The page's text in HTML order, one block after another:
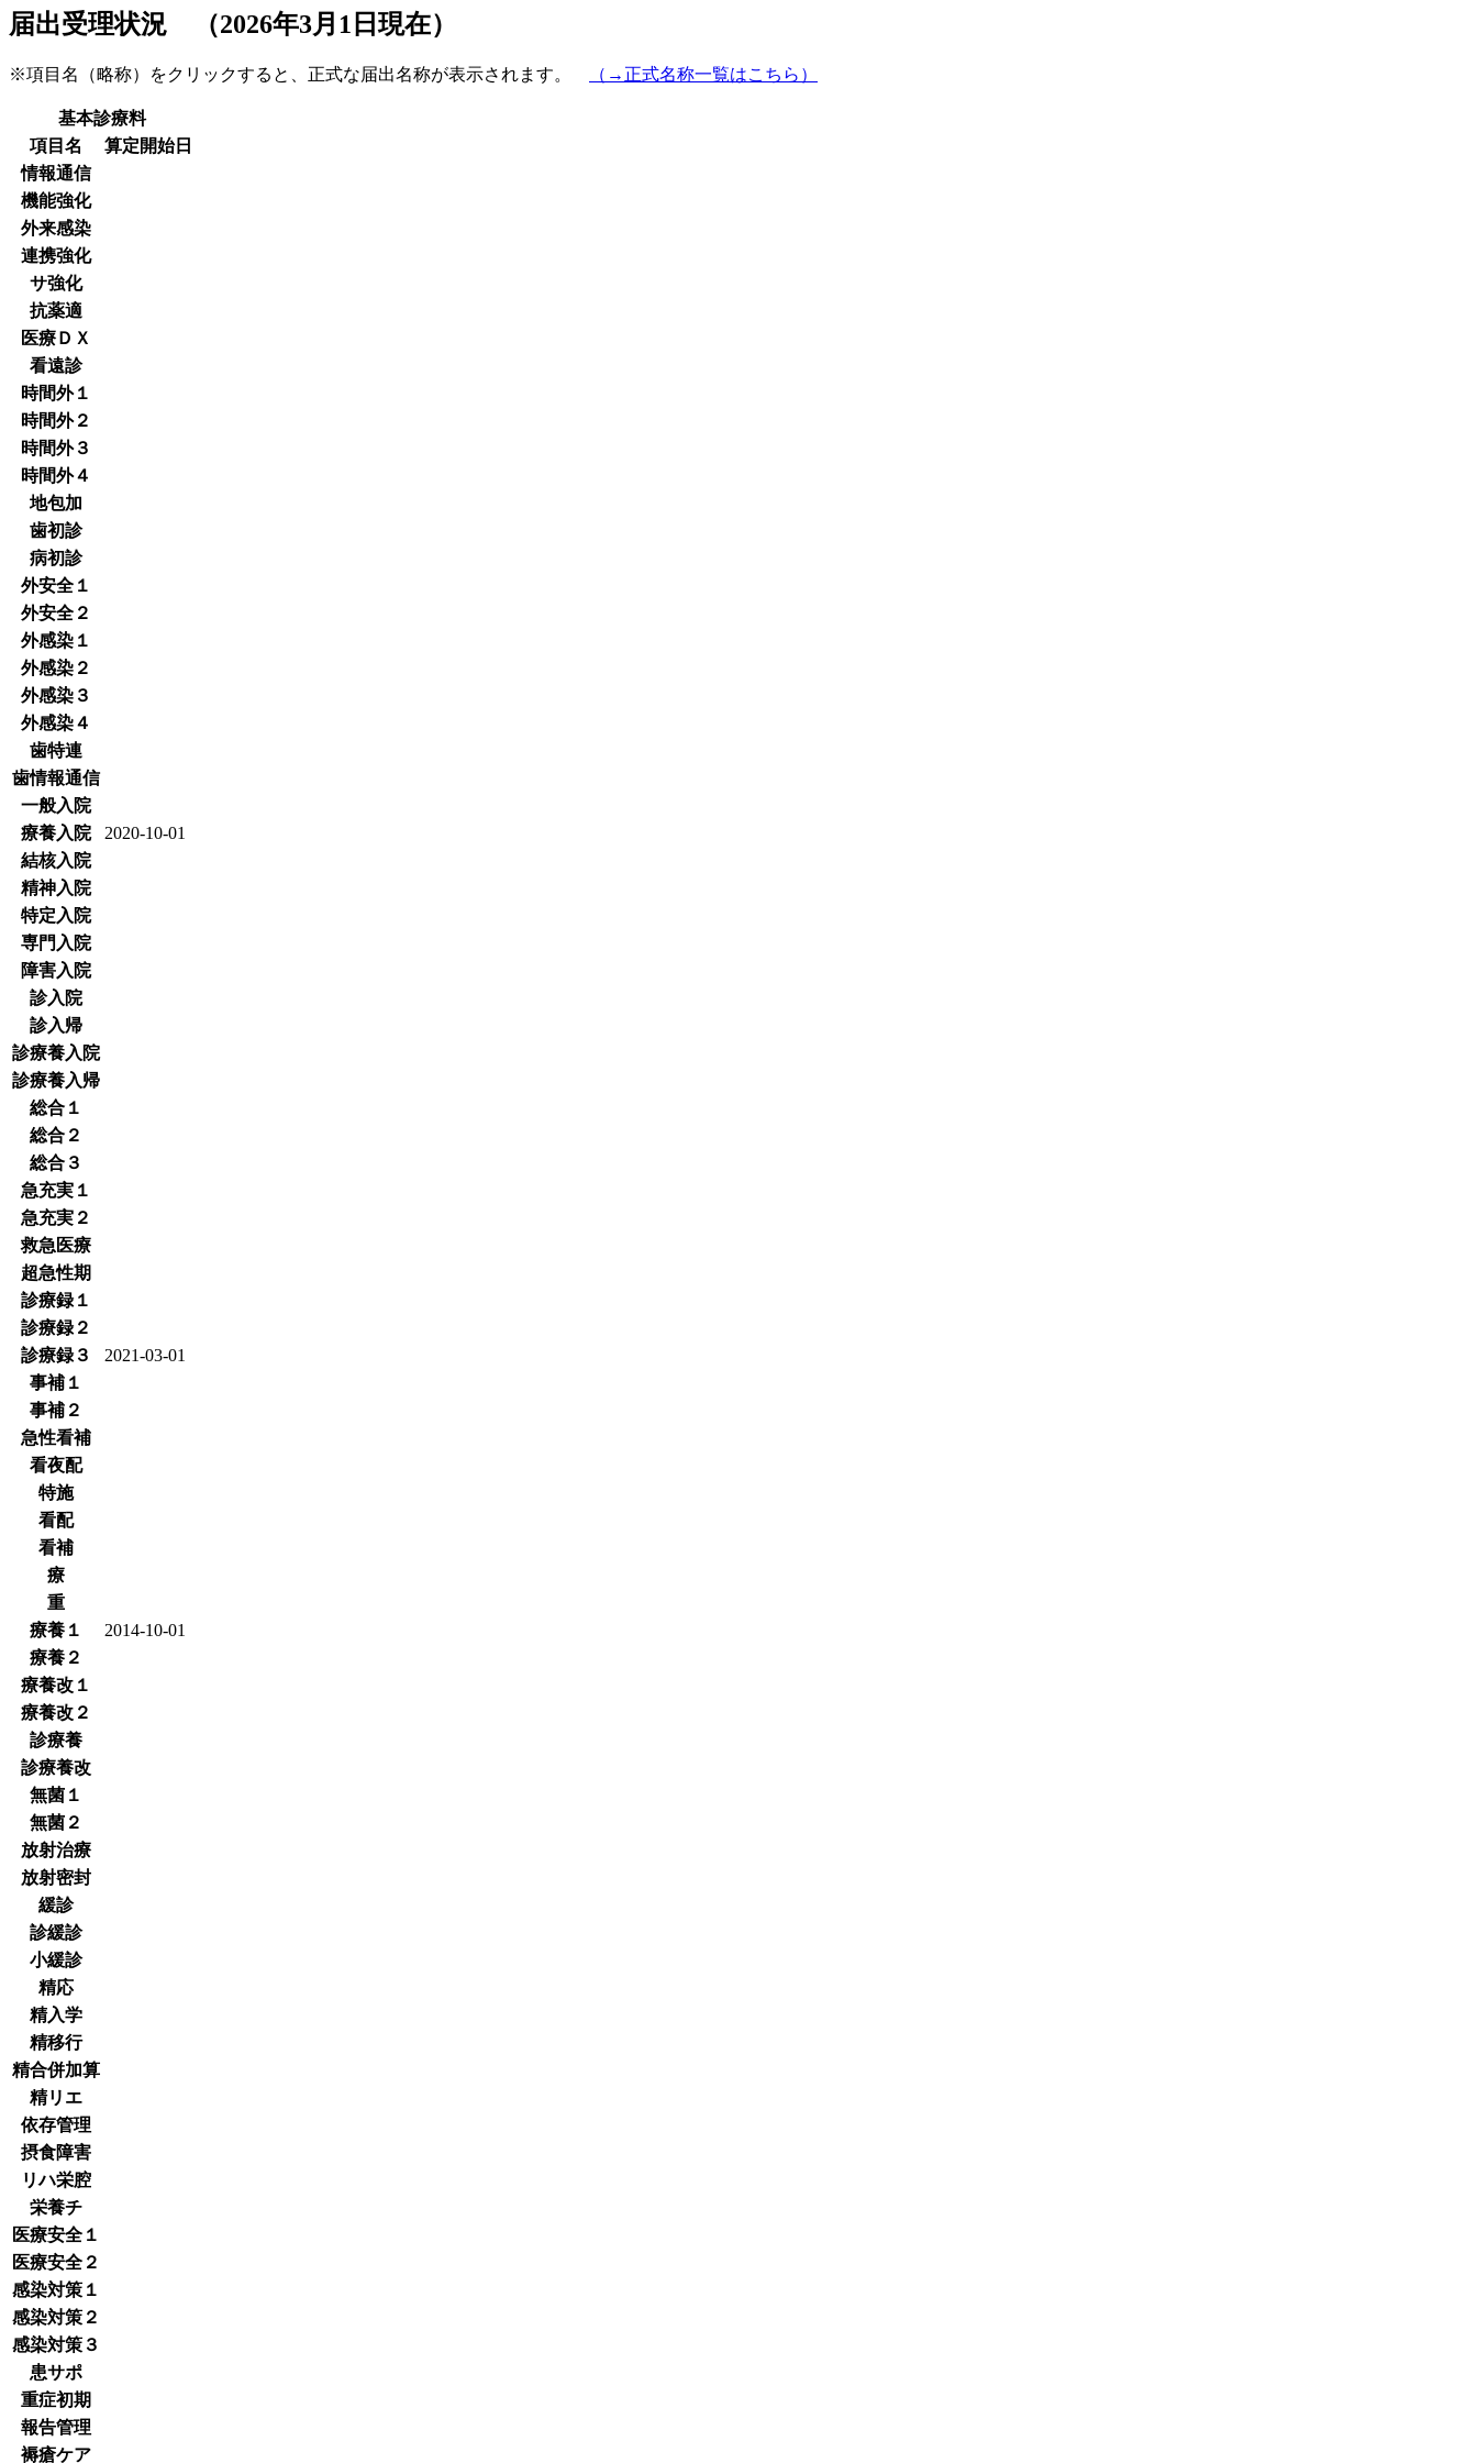
届出受理状況 （2026年3月1日現在）
※項目名（略称）をクリックすると、正式な届出名称が表示されます。 （→正式名称一覧はこちら）
基本診療料
項目名
算定開始日
情報通信
機能強化
外来感染
連携強化
サ強化
抗薬適
医療ＤＸ
看遠診
時間外１
時間外２
時間外３
時間外４
地包加
歯初診
病初診
外安全１
外安全２
外感染１
外感染２
外感染３
外感染４
歯特連
歯情報通信
一般入院
療養入院
2020-10-01
結核入院
精神入院
特定入院
専門入院
障害入院
診入院
診入帰
診療養入院
診療養入帰
総合１
総合２
総合３
急充実１
急充実２
救急医療
超急性期
診療録１
診療録２
診療録３
2021-03-01
事補１
事補２
急性看補
看夜配
特施
看配
看補
療
重
療養１
2014-10-01
療養２
療養改１
療養改２
診療養
診療養改
無菌１
無菌２
放射治療
放射密封
緩診
診緩診
小緩診
精応
精入学
精移行
精合併加算
精リエ
依存管理
摂食障害
リハ栄腔
栄養チ
医療安全１
医療安全２
感染対策１
感染対策２
感染対策３
患サポ
重症初期
報告管理
褥瘡ケア